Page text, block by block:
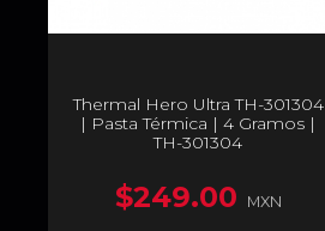
Thermal Hero Ultra TH-301304
| Pasta Térmica | 4 Gramos |
TH-301304
$249.00 MXN